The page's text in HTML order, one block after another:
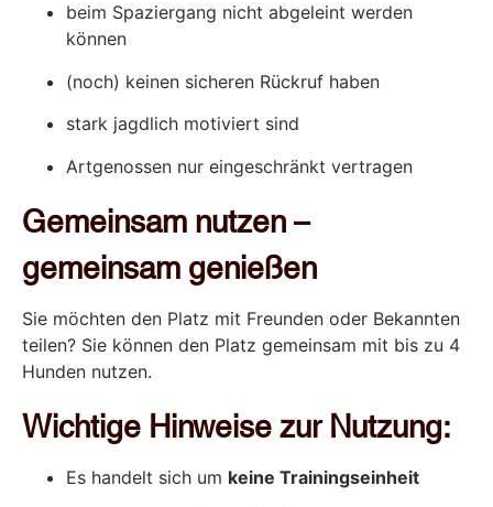
beim Spaziergang nicht abgeleint werden
können
(noch) keinen sicheren Rückruf haben
stark jagdlich motiviert sind
Artgenossen nur eingeschränkt vertragen
Gemeinsam nutzen –
gemeinsam genießen
Sie möchten den Platz mit Freunden oder Bekannten
teilen? Sie können den Platz gemeinsam mit bis zu 4
Hunden nutzen.
Wichtige Hinweise zur Nutzung:
Es handelt sich um keine Trainingseinheit